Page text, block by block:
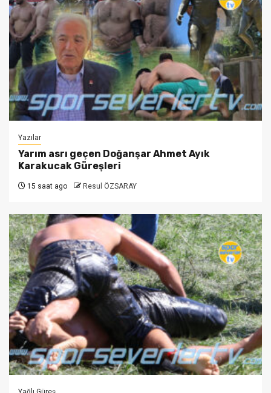
Yazılar
Yarım asrı geçen Doğanşar Ahmet Ayık
Karakucak Güreşleri
15 saat ago Resul ÖZSARAY